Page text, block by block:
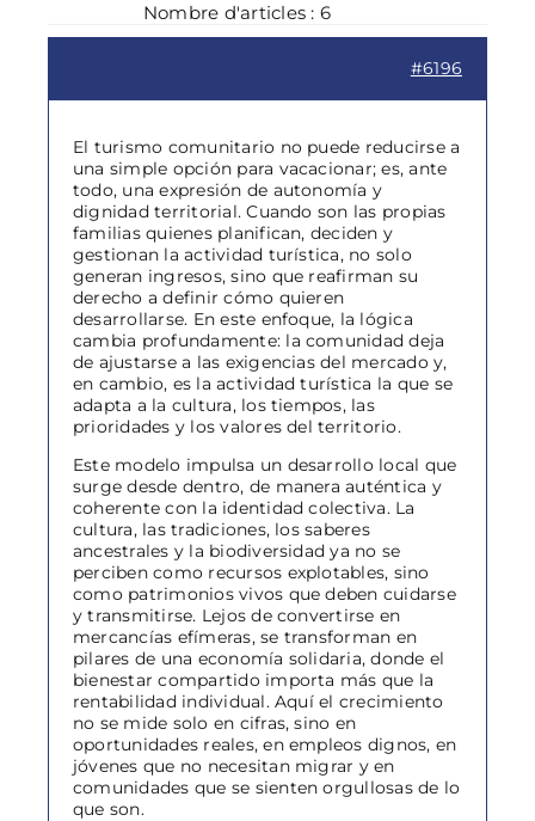
Nombre d'articles : 6
#6196
El turismo comunitario no puede reducirse a
una simple opción para vacacionar; es, ante
todo, una expresión de autonomía y
dignidad territorial. Cuando son las propias
familias quienes planifican, deciden y
gestionan la actividad turística, no solo
generan ingresos, sino que reafirman su
derecho a definir cómo quieren
desarrollarse. En este enfoque, la lógica
cambia profundamente: la comunidad deja
de ajustarse a las exigencias del mercado y,
en cambio, es la actividad turística la que se
adapta a la cultura, los tiempos, las
prioridades y los valores del territorio.
Este modelo impulsa un desarrollo local que
surge desde dentro, de manera auténtica y
coherente con la identidad colectiva. La
cultura, las tradiciones, los saberes
ancestrales y la biodiversidad ya no se
perciben como recursos explotables, sino
como patrimonios vivos que deben cuidarse
y transmitirse. Lejos de convertirse en
mercancías efímeras, se transforman en
pilares de una economía solidaria, donde el
bienestar compartido importa más que la
rentabilidad individual. Aquí el crecimiento
no se mide solo en cifras, sino en
oportunidades reales, en empleos dignos, en
jóvenes que no necesitan migrar y en
comunidades que se sienten orgullosas de lo
que son.